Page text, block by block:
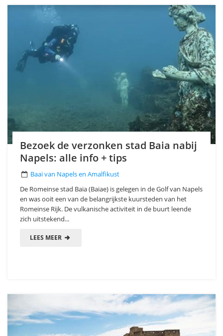
Bezoek de verzonken stad Baia nabij
Napels: alle info + tips
Baai van Napels en Amalfikust
De Romeinse stad Baia (Baiae) is gelegen in de Golf van Napels
en was ooit een van de belangrijkste kuursteden van het
Romeinse Rijk. De vulkanische activiteit in de buurt leende
zich uitstekend...
LEES MEER